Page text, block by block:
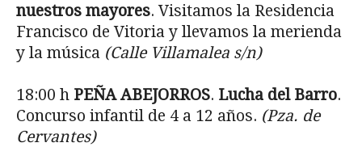
nuestros mayores. Visitamos la Residencia
Francisco de Vitoria y llevamos la merienda
y la música (Calle Villamalea s/n)
18:00 h PEÑA ABEJORROS. Lucha del Barro.
Concurso infantil de 4 a 12 años. (Pza. de
Cervantes)